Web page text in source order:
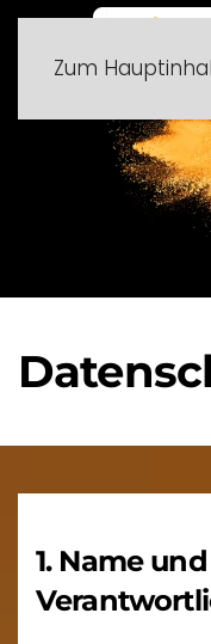
Zum
1. Name